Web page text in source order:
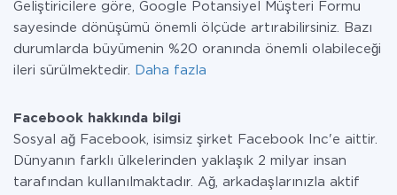
Geliştiricilere göre, Google Potansiyel Müşteri Formu
sayesinde dönüşümü önemli ölçüde artırabilirsiniz. Bazı
durumlarda büyümenin %20 oranında önemli olabileceği
ileri sürülmektedir.
Daha fazla
Facebook hakkında bilgi
Sosyal ağ Facebook, isimsiz şirket Facebook Inc'e aittir.
Dünyanın farklı ülkelerinden yaklaşık 2 milyar insan
tarafından kullanılmaktadır. Ağ, arkadaşlarınızla aktif